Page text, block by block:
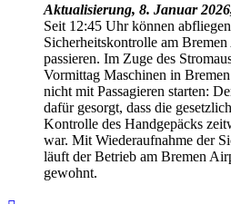
Aktualisierung, 8. Januar
Seit 12:45 Uhr können
Sicherheitskontrolle am
passieren. Im Zuge des
Vormittag Maschinen in
nicht mit Passagieren starten:
dafür gesorgt, dass die
Kontrolle des Handgepäcks
war. Mit Wiederaufnahme der
läuft der Betrieb am Bremen
gewohnt.